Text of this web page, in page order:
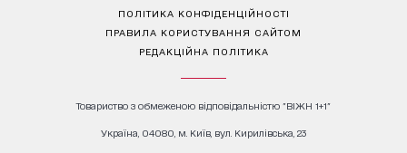
ПОЛІТИКА КОНФІДЕНЦІЙНОСТІ
ПРАВИЛА КОРИСТУВАННЯ САЙТОМ
РЕДАКЦІЙНА ПОЛІТИКА
Товариство з обмеженою відповідальністю "ВІЖН 1+1"
Україна, 04080, м. Київ, вул. Кирилівська, 23